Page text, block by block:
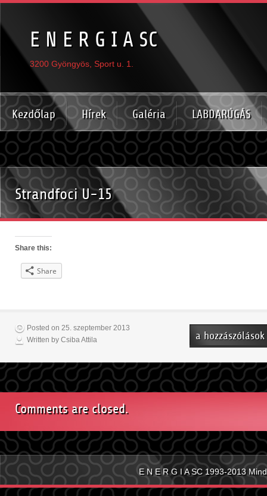
E N E R G I A SC
3200 Gyöngyös, Sport u. 1.
Kezdőlap Hírek Galéria LABDARÚGÁS
Strandfoci U-15
Share this:
Share
Posted on 25. szeptember 2013
Written by Csiba Attila
Strandfoci
U-
15
bejegyzéshez
a
Comments are closed.
E N E R G I A SC 1993-2013